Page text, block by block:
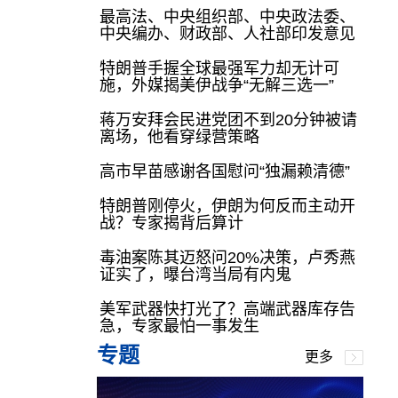
最高法、中央组织部、中央政法委、
中央编办、财政部、人社部印发意见
特朗普手握全球最强军力却无计可
施，外媒揭美伊战争“无解三选一”
蒋万安拜会民进党团不到20分钟被请
离场，他看穿绿营策略
高市早苗感谢各国慰问“独漏赖清德”
特朗普刚停火，伊朗为何反而主动开
战？专家揭背后算计
毒油案陈其迈怒问20%决策，卢秀燕
证实了，曝台湾当局有内鬼
美军武器快打光了？高端武器库存告
急，专家最怕一事发生
专题 更多